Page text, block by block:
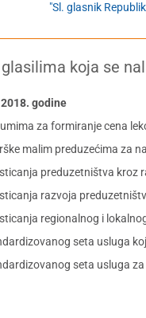
"Sl. glasnik
koja se
godine
za formiranje cena
malim preduzećima za
preduzetništva kroz
razvoja
regionalnog i
seta usluga
seta usluga